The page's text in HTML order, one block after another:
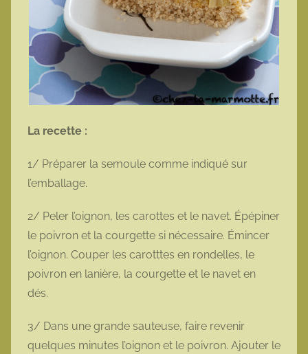
La recette :
1/ Préparer la semoule comme indiqué sur
l’emballage.
2/ Peler l’oignon, les carottes et le navet. Épépiner
le poivron et la courgette si nécessaire. Émincer
l’oignon. Couper les carotttes en rondelles, le
poivron en lanière, la courgette et le navet en
dés.
3/ Dans une grande sauteuse, faire revenir
quelques minutes l’oignon et le poivron. Ajouter le